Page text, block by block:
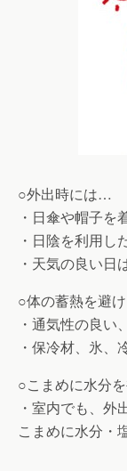
○外出時には…
・日傘や帽子を
・日陰を利用し
・天気の良い日
○体の蓄熱を避
・通気性の良い
・保冷材、氷、
○こまめに水分
・室内でも、外
こまめに水分・